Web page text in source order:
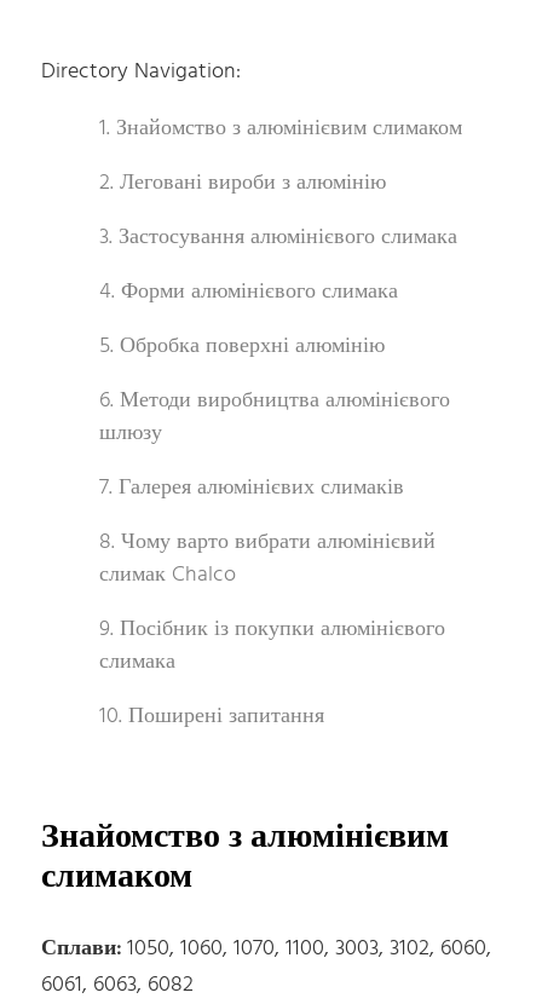
Directory Navigation:
1. Знайомство з алюмінієвим слимаком
2. Леговані вироби з алюмінію
3. Застосування алюмінієвого слимака
4. Форми алюмінієвого слимака
5. Обробка поверхні алюмінію
6. Методи виробництва алюмінієвого
шлюзу
7. Галерея алюмінієвих слимаків
8. Чому варто вибрати алюмінієвий
слимак Chalco
9. Посібник із покупки алюмінієвого
слимака
10. Поширені запитання
Знайомство з алюмінієвим
слимаком
Сплави:1050, 1060, 1070, 1100, 3003, 3102, 6060,
6061, 6063, 6082